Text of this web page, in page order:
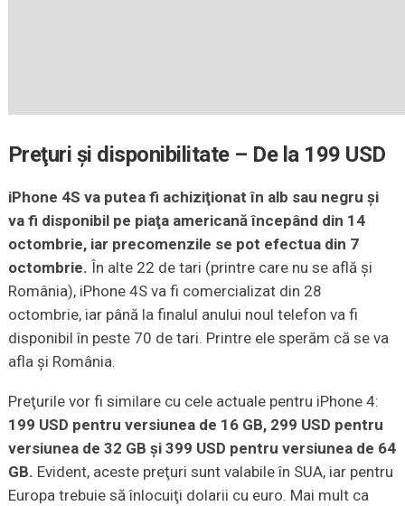
Preţuri şi disponibilitate – De la 199 USD
iPhone 4S va putea fi achiziţionat în alb sau negru şi
va fi disponibil pe piaţa americană începând din 14
octombrie, iar precomenzile se pot efectua din 7
octombrie. În alte 22 de tari (printre care nu se află şi
România), iPhone 4S va fi comercializat din 28
octombrie, iar până la finalul anului noul telefon va fi
disponibil în peste 70 de tari. Printre ele sperăm că se va
afla şi România.
Preţurile vor fi similare cu cele actuale pentru iPhone 4:
199 USD pentru versiunea de 16 GB, 299 USD pentru
versiunea de 32 GB şi 399 USD pentru versiunea de 64
GB. Evident, aceste preţuri sunt valabile în SUA, iar pentru
Europa trebuie să înlocuiţi dolarii cu euro. Mai mult ca